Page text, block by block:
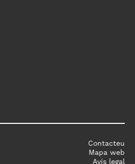
Contacteu
Mapa web
Avís legal